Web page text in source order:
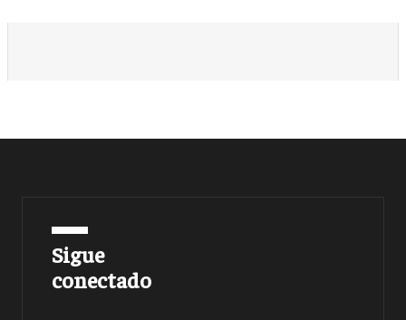
Sigue
conectado